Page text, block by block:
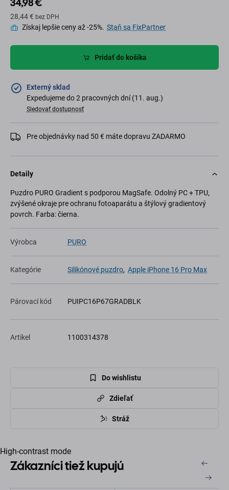
28,44 € bez DPH
Získaj lepšie ceny až -25%. Staň sa FixPartner
Pridať do košíka
Externý sklad
Expedujeme do 2 pracovných dní (11. aug.)
Sledovať dostupnosť
Pre objednávky nad 50 € máte dopravu ZADARMO
Detaily
Puzdro PURO Gradient s podporou MagSafe. Odolný PC + TPU,
zvýšené okraje pre ochranu fotoaparátu a štýlový gradientový
povrch. Farba: čierna.
Výrobca PURO
Kategórie Silikónové puzdro, Apple iPhone 16 Pro Max
Párovací kód PUIPC16P67GRADBLK
Artikel 1100314378
Do wishlistu
Zdieľať
Stráž
High-contrast mode
Zákazníci tiež kupujú